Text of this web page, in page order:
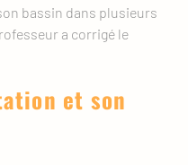
bassin dans plusieurs
a corrigé le
et son